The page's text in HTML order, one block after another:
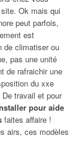
Ok mais qui
peut parfois,
est
de climatiser ou
pas une unité
de rafraichir une
du xxe
travail et pour
pour aide
faites affaire !
airs, ces modèles